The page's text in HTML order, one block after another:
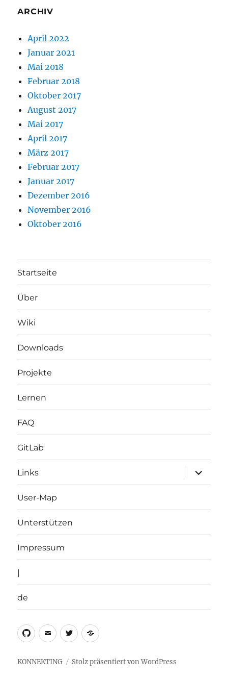
ARCHIV
April 2022
Januar 2021
Mai 2018
Februar 2018
Oktober 2017
August 2017
Mai 2017
April 2017
März 2017
Februar 2017
Januar 2017
Dezember 2016
November 2016
Oktober 2016
Startseite
Über
Wiki
Downloads
Projekte
Lernen
FAQ
GitLab
Links
öffnen
User-Map
Unterstützen
Impressum
|
de
GithubEmailTwitter
KONNEKTING Stolz präsentiert von WordPress